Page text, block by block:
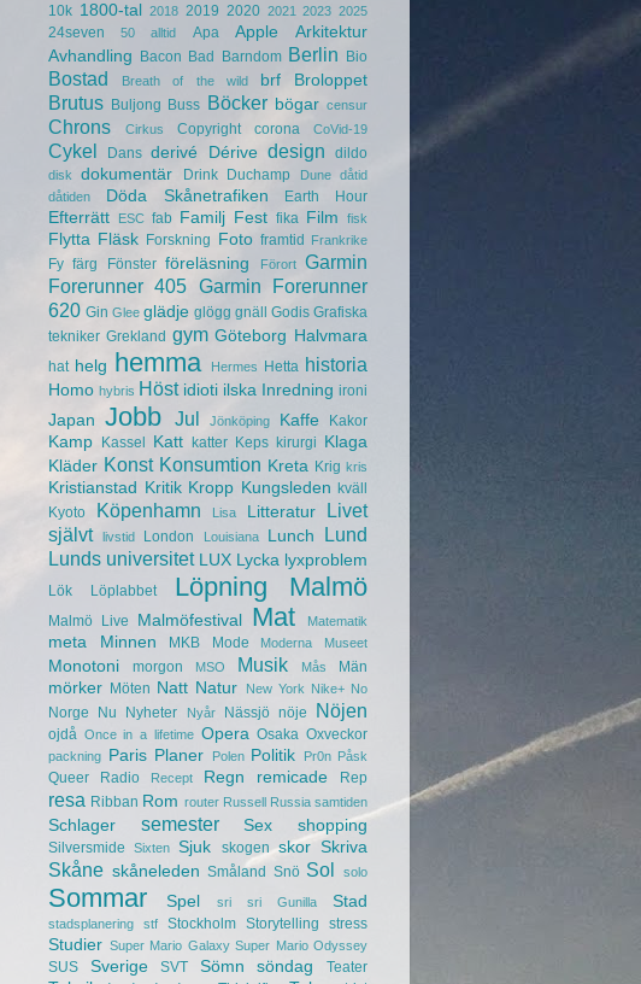
10k 1800-tal 2018 2019 2020 2021 2023 2025
24seven 50 alltid Apa Apple
Arkitektur
Avhandling
Bacon Bad Barndom Berlin Bio
Bostad Breath of the wild brf Broloppet
Brutus Buljong Buss Böcker bögar censur
Chrons Cirkus Copyright corona CoVid-19
Cykel Dans derivé Dérive design dildo
disk dokumentär Drink Duchamp Dune
dåtid
dåtiden
Döda Skånetrafiken Earth Hour
Efterrätt ESC fab Familj Fest fika Film fisk
Flytta Fläsk Forskning Foto framtid Frankrike
Fy färg Fönster föreläsning Förort
Garmin
Forerunner 405 Garmin Forerunner
620 Gin Glee glädje glögg gnäll Godis Grafiska
tekniker Grekland gym Göteborg Halvmara
hat helg hemma Hermes Hetta historia
Homo hybris Höst idioti ilska Inredning ironi
Japan Jobb Jul Jönköping Kaffe Kakor
Kamp Kassel Katt katter Keps kirurgi
Klaga
Kläder Konst Konsumtion Kreta Krig kris
Kristianstad Kritik Kropp Kungsleden kväll
Kyoto
Köpenhamn Lisa Litteratur
Livet
självt
livstid London Louisiana Lunch
Lund
Lunds universitet LUX Lycka lyxproblem
Lök Löplabbet Löpning Malmö
Malmö Live Malmöfestival Mat Matematik
meta Minnen MKB Mode Moderna Museet
Monotoni morgon MSO Musik Mås Män
mörker Möten Natt Natur New York Nike+ No
Norge Nu Nyheter Nyår Nässjö nöje Nöjen
ojdå Once in a lifetime Opera Osaka Oxveckor
packning Paris Planer Polen Politik Pr0n Påsk
Queer Radio Recept Regn remicade Rep
resa Ribban Rom router Russell Russia samtiden
Schlager semester Sex shopping
Silversmide Sixten Sjuk skogen skor Skriva
Skåne skåneleden Småland Snö Sol solo
Sommar Spel sri sri Gunilla Stad
stadsplanering stf Stockholm Storytelling stress
Studier Super Mario Galaxy Super Mario Odyssey
SUS Sverige SVT Sömn söndag Teater